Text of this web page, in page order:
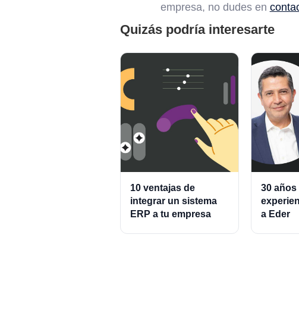
empresa, no dudes en
Quizás podría interesarte
10 ventajas de
integrar un sistema
ERP a tu empresa
30 años
a Eder